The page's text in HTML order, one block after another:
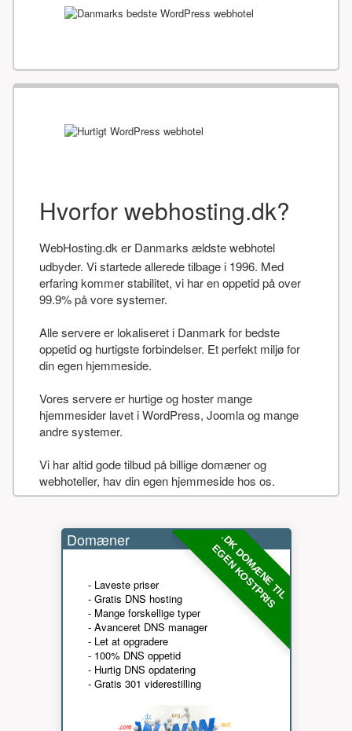
Hvorfor webhosting.dk?
WebHosting.dk er Danmarks ældste webhotel
udbyder. Vi startede allerede tilbage i 1996. Med
erfaring kommer stabilitet, vi har en oppetid på over
99.9% på vore systemer.
Alle servere er lokaliseret i Danmark for bedste
oppetid og hurtigste forbindelser. Et perfekt miljø for
din egen hjemmeside.
Vores servere er hurtige og hoster mange
hjemmesider lavet i WordPress, Joomla og mange
andre systemer.
Vi har altid gode tilbud på billige domæner og
webhoteller, hav din egen hjemmeside hos os.
.DK DOMÆNE TIL
EGEN KOSTPRIS
Domæner
- Laveste priser
- Gratis DNS hosting
- Mange forskellige typer
- Avanceret DNS manager
- Let at opgradere
- 100% DNS oppetid
- Hurtig DNS opdatering
- Gratis 301 viderestilling